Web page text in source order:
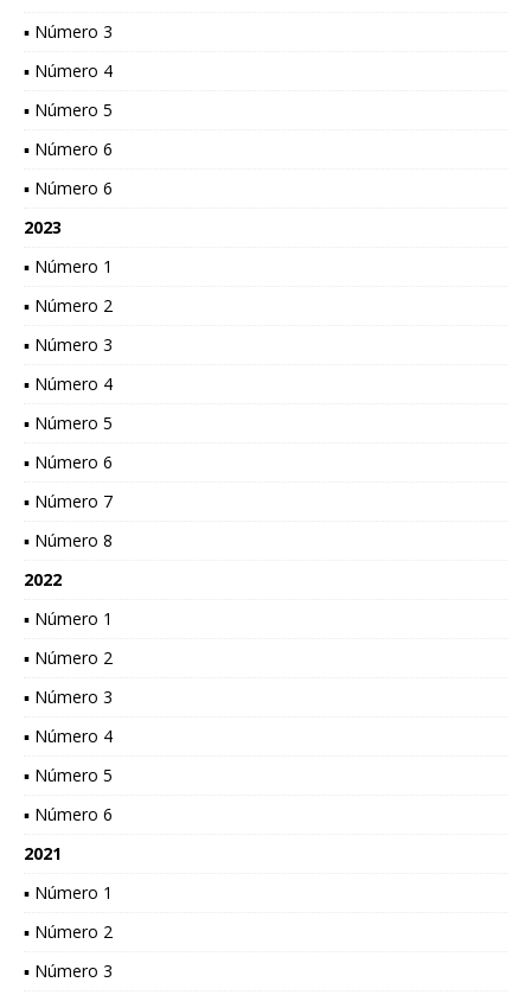
▪ Número 3
▪ Número 4
▪ Número 5
▪ Número 6
▪ Número 6
2023
▪ Número 1
▪ Número 2
▪ Número 3
▪ Número 4
▪ Número 5
▪ Número 6
▪ Número 7
▪ Número 8
2022
▪ Número 1
▪ Número 2
▪ Número 3
▪ Número 4
▪ Número 5
▪ Número 6
2021
▪ Número 1
▪ Número 2
▪ Número 3